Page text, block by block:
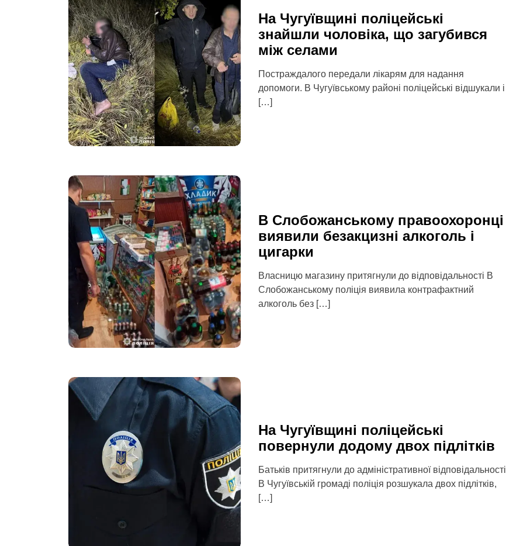
На Чугуївщині поліцейські
знайшли чоловіка, що загубився
між селами
Постраждалого передали лікарям для надання
допомоги. В Чугуївському районі поліцейські відшукали і
[…]
В Слобожанському правоохоронці
виявили безакцизні алкоголь і
цигарки
Власницю магазину притягнули до відповідальності В
Слобожанському поліція виявила контрафактний
алкоголь без […]
На Чугуївщині поліцейські
повернули додому двох підлітків
Батьків притягнули до адміністративної відповідальності
В Чугуївській громаді поліція розшукала двох підлітків,
[…]